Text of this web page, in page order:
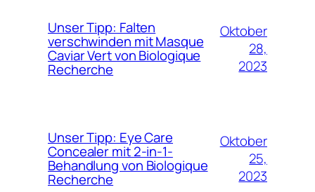
Unser Tipp: Falten
verschwinden mit Masque
Caviar Vert von Biologique
Recherche
Oktober
28,
2023
Unser Tipp: Eye Care
Concealer mit 2-in-1-
Behandlung von Biologique
Recherche
Oktober
25,
2023